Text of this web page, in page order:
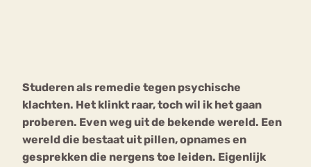
Studeren als remedie tegen psychische
klachten. Het klinkt raar, toch wil ik het gaan
proberen. Even weg uit de bekende wereld. Een
wereld die bestaat uit pillen, opnames en
gesprekken die nergens toe leiden. Eigenlijk
Forum
osa
Eetbuien Piekeren Sport
Trauma
Orthorexia
Afvallen Angst